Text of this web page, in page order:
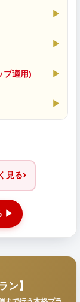
▶
▶
プ適用) ▶
▶
見る›
▶
ン】